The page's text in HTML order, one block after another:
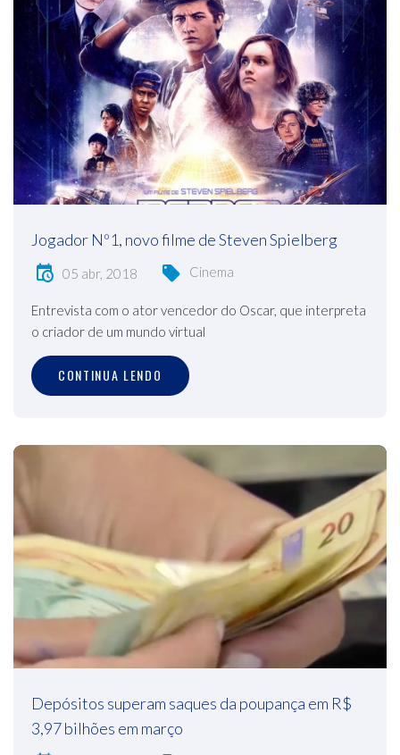
Jogador Nº1, novo filme de Steven Spielberg
05 abr, 2018 Cinema
Entrevista com o ator vencedor do Oscar, que interpreta
o criador de um mundo virtual
CONTINUA LENDO
Depósitos superam saques da poupança em R$
3,97 bilhões em março